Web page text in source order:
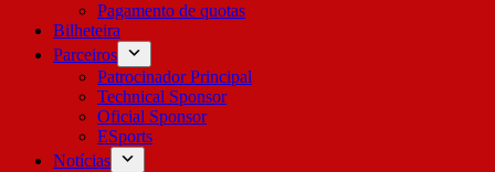
Pagamento de quotas
Bilheteira
Parceiros
Patrocinador Principal
Technical Sponsor
Oficial Sponsor
ESports
Notícias